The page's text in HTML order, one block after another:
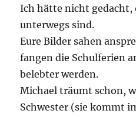
Ich hätte nicht gedacht,
unterwegs sind.
Eure Bilder sahen
fangen die Schulferien
belebter werden.
Michael träumt schon,
Schwester (sie kommt